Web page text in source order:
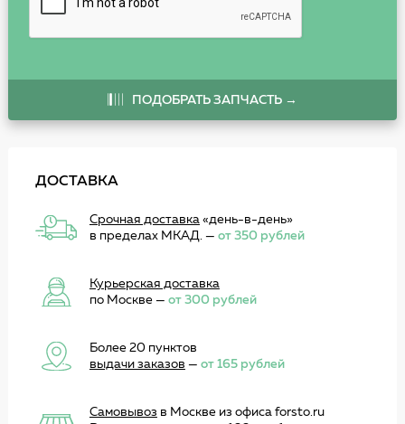
ПОДОБРАТЬ ЗАПЧАСТЬ →
ДОСТАВКА
Срочная доставка«день-в-день»
в пределах МКАД. — от 350 рублей
Курьерская доставка
по Москве — от 300 рублей
Более 20 пунктов
выдачи заказов — от 165 рублей
Самовывоз в Москве из офиса forsto.ru